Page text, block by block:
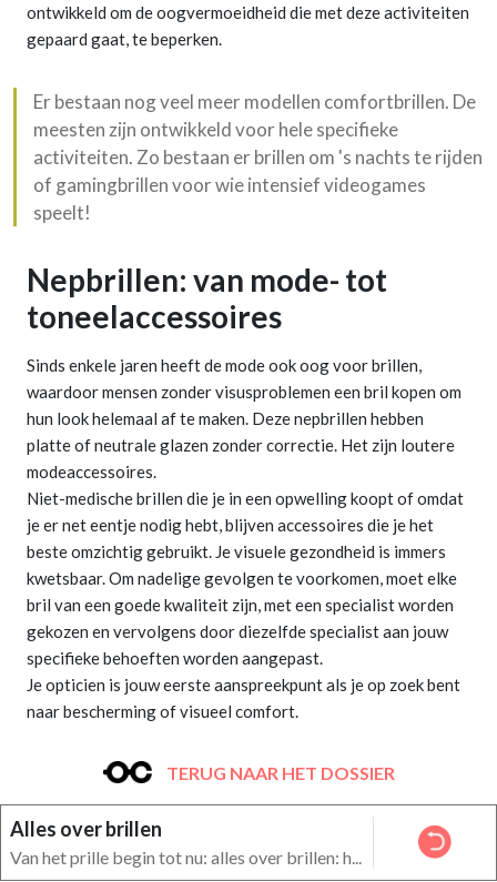
ontwikkeld om de oogvermoeidheid die met deze activiteiten
gepaard gaat, te beperken.
Er bestaan nog veel meer modellen comfortbrillen. De
meesten zijn ontwikkeld voor hele specifieke
activiteiten. Zo bestaan er brillen om 's nachts te rijden
of gamingbrillen voor wie intensief videogames
speelt!
Nepbrillen: van mode- tot
toneelaccessoires
Sinds enkele jaren heeft de mode ook oog voor brillen,
waardoor mensen zonder visusproblemen een bril kopen om
hun look helemaal af te maken. Deze nepbrillen hebben
platte of neutrale glazen zonder correctie. Het zijn loutere
modeaccessoires.
Niet-medische brillen die je in een opwelling koopt of omdat
je er net eentje nodig hebt, blijven accessoires die je het
beste omzichtig gebruikt. Je visuele gezondheid is immers
kwetsbaar. Om nadelige gevolgen te voorkomen, moet elke
bril van een goede kwaliteit zijn, met een specialist worden
gekozen en vervolgens door diezelfde specialist aan jouw
specifieke behoeften worden aangepast.
Je opticien is jouw eerste aanspreekpunt als je op zoek bent
naar bescherming of visueel comfort.
TERUG NAAR HET DOSSIER
Alles over brillen
Van het prille begin tot nu: alles over brillen: h...